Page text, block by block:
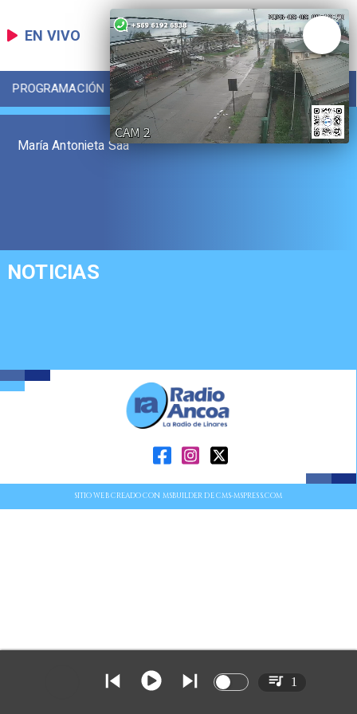
EN VIVO
PROGRAMACIÓN LOCAL DEPORTES
María Antonieta Saa
NOTICIAS
SITIO WEB CREADO CON MSBUILDER DE CMS-MSPRESS.COM
1